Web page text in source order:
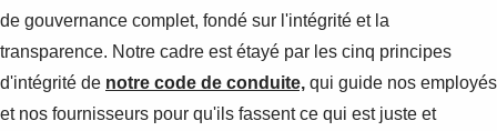
de gouvernance complet, fondé sur l'intégrité et la
transparence. Notre cadre est étayé par les cinq principes
d'intégrité de notre code de conduite, qui guide nos employés
et nos fournisseurs pour qu'ils fassent ce qui est juste et